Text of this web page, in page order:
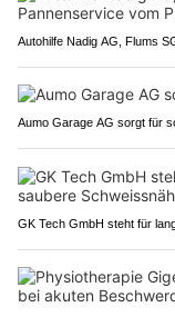
Autohilfe Nadig AG, Flums
Aumo Garage AG sorgt für
GK Tech GmbH steht für